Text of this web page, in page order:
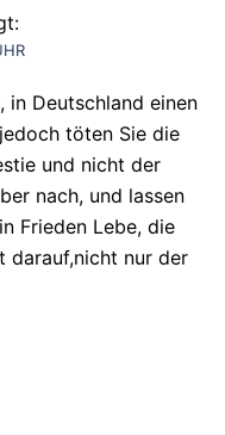
in Deutschland einen
töten Sie die
und nicht der
nach, und lassen
Frieden Lebe, die
darauf,nicht nur der